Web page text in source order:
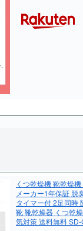
くつ乾燥機 靴乾燥
メーカー1年保証 脱
タイマー付 2足同時
靴 靴乾燥器 くつ乾
気対策 送料無料